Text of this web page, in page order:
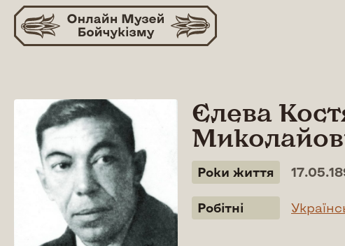
Skip
content
Єлева
Роки життя
Робітні